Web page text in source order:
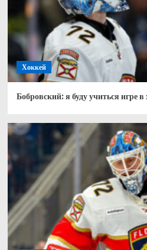
Хоккей
Бобровский: я буду учиться игре